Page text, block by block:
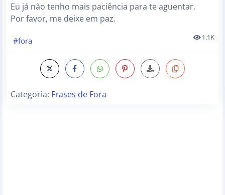
Eu já não tenho mais paciência para te aguentar.
Por favor, me deixe em paz.
#fora 1.1K
Categoria: Frases de Fora